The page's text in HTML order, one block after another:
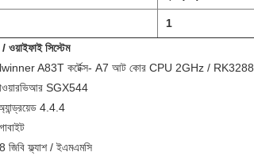
1
/ ওয়াইফাই সিস্টেম
A83T কর্টেক্স- A7 আট কোর CPU 2GHz / RK3288
SGX544
4.4.4
ফ্ল্যাশ / ইএমএমসি